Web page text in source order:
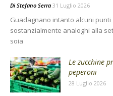
Di Stefano Serra 31 Luglio 2026
Guadagnano intanto alcuni
sostanzialmente analoghi alla
soia
Le zucchine
peperoni
28 Luglio 2026